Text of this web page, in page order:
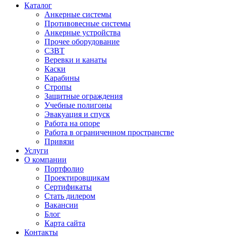
Каталог
Анкерные системы
Противовесные системы
Анкерные устройства
Прочее оборудование
СЗВТ
Веревки и канаты
Каски
Карабины
Стропы
Защитные ограждения
Учебные полигоны
Эвакуация и спуск
Работа на опоре
Работа в ограниченном пространстве
Привязи
Услуги
О компании
Портфолио
Проектировщикам
Сертификаты
Стать дилером
Вакансии
Блог
Карта сайта
Контакты